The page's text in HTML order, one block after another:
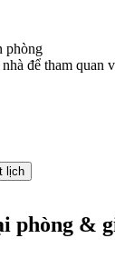
phòng
để tham quan
lịch
phòng &